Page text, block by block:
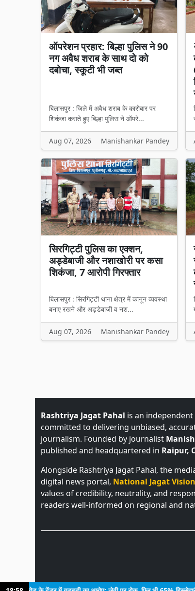
ऑपरेशन प्रहार: बिल्हा पुलिस ने 90
नग अवैध शराब के साथ दो को
दबोचा, स्कूटी भी जब्त
बिलासपुर : जिले में अवैध शराब के कारोबार पर
शिकंजा कसते हुए बिल्हा पुलिस ने ऑपरे...
Aug 07, 2026 Manishankar Pandey
सिरगिट्टी पुलिस का एक्शन,
अड्डेबाजी और नशाखोरी पर कसा
शिकंजा, 7 आरोपी गिरफ्तार
बिलासपुर : सिरगिट्टी थाना क्षेत्र में कानून व्यवस्था
बनाए रखने और अड्डेबाजी व नश...
Aug 07, 2026 Manishankar Pandey
Rashtriya Jagat Pahal is an
committed to delivering unbiased,
journalism. Founded by journalist
published and headquartered in Raipur,
Alongside Rashtriya Jagat Pahal, the
digital news portal, National Jagat Vision
values of credibility, neutrality, and
readers well-informed on regional and